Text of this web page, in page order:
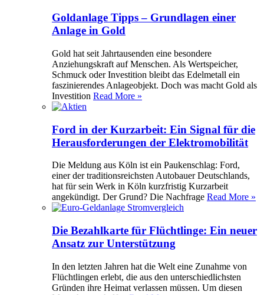
Goldanlage Tipps – Grundlagen einer
Anlage in Gold
Gold hat seit Jahrtausenden eine besondere
Anziehungskraft auf Menschen. Als Wertspeicher,
Schmuck oder Investition bleibt das Edelmetall ein
faszinierendes Anlageobjekt. Doch was macht Gold als
Investition Read More »
Ford in der Kurzarbeit: Ein Signal für die
Herausforderungen der Elektromobilität
Die Meldung aus Köln ist ein Paukenschlag: Ford,
einer der traditionsreichsten Autobauer Deutschlands,
hat für sein Werk in Köln kurzfristig Kurzarbeit
angekündigt. Der Grund? Die Nachfrage Read More »
Die Bezahlkarte für Flüchtlinge: Ein neuer
Ansatz zur Unterstützung
In den letzten Jahren hat die Welt eine Zunahme von
Flüchtlingen erlebt, die aus den unterschiedlichsten
Gründen ihre Heimat verlassen müssen. Um diesen